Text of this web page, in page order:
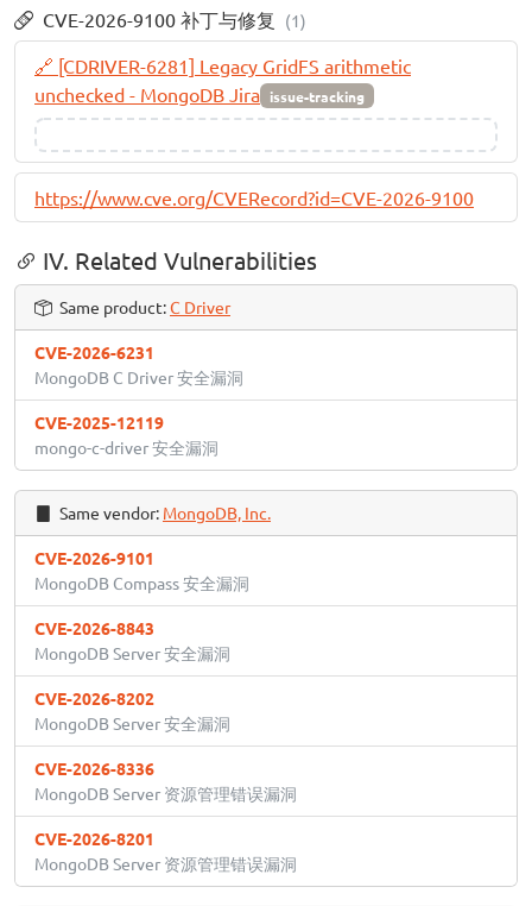
CVE-2026-9100 补丁与修复 (1)
🔗 [CDRIVER-6281] Legacy GridFS arithmetic
unchecked - MongoDB Jira issue-tracking
https://www.cve.org/CVERecord?id=CVE-2026-9100
IV. Related Vulnerabilities
Same product:C Driver
CVE-2026-6231
MongoDB C Driver 安全漏洞
CVE-2025-12119
mongo-c-driver 安全漏洞
Same vendor: MongoDB, Inc.
CVE-2026-9101
MongoDB Compass 安全漏洞
CVE-2026-8843
MongoDB Server 安全漏洞
CVE-2026-8202
MongoDB Server 安全漏洞
CVE-2026-8336
MongoDB Server 资源管理错误漏洞
CVE-2026-8201
MongoDB Server 资源管理错误漏洞